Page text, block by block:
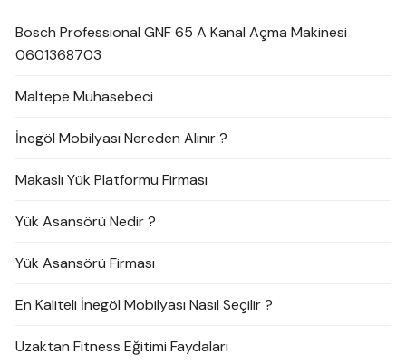
Bosch Professional GNF 65 A Kanal Açma Makinesi
0601368703
Maltepe Muhasebeci
İnegöl Mobilyası Nereden Alınır ?
Makaslı Yük Platformu Firması
Yük Asansörü Nedir ?
Yük Asansörü Firması
En Kaliteli İnegöl Mobilyası Nasıl Seçilir ?
Uzaktan Fitness Eğitimi Faydaları